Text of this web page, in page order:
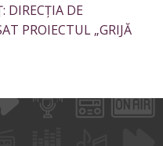
DIRECȚIA DE
PROIECTUL „GRIJĂ